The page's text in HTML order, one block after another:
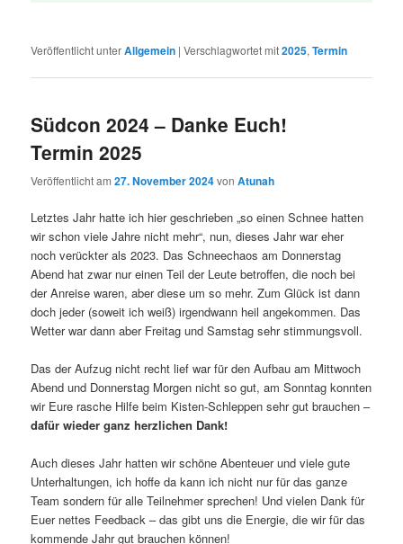
Veröffentlicht unterAllgemein |Verschlagwortet mit2025,Termin
Südcon 2024 – Danke Euch!
Termin 2025
Veröffentlicht am27. November 2024vonAtunah
Letztes Jahr hatte ich hier geschrieben „so einen Schnee hatten
wir schon viele Jahre nicht mehr“, nun, dieses Jahr war eher
noch verückter als 2023. Das Schneechaos am Donnerstag
Abend hat zwar nur einen Teil der Leute betroffen, die noch bei
der Anreise waren, aber diese um so mehr. Zum Glück ist dann
doch jeder (soweit ich weiß) irgendwann heil angekommen. Das
Wetter war dann aber Freitag und Samstag sehr stimmungsvoll.
Das der Aufzug nicht recht lief war für den Aufbau am Mittwoch
Abend und Donnerstag Morgen nicht so gut, am Sonntag konnten
wir Eure rasche Hilfe beim Kisten-Schleppen sehr gut brauchen –
dafür wieder ganz herzlichen Dank!
Auch dieses Jahr hatten wir schöne Abenteuer und viele gute
Unterhaltungen, ich hoffe da kann ich nicht nur für das ganze
Team sondern für alle Teilnehmer sprechen! Und vielen Dank für
Euer nettes Feedback – das gibt uns die Energie, die wir für das
kommende Jahr gut brauchen können!